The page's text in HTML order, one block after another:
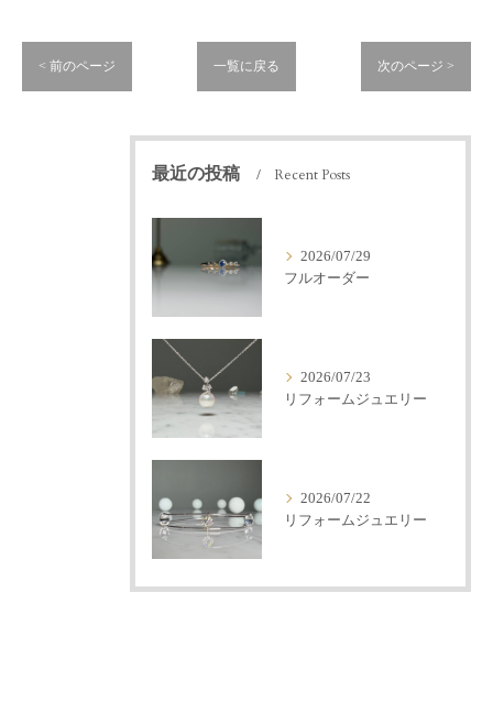
< 前のページ 一覧に戻る 次のページ >
最近の投稿 Recent Posts
2026/07/29
フルオーダー
2026/07/23
リフォームジュエリー
2026/07/22
リフォームジュエリー